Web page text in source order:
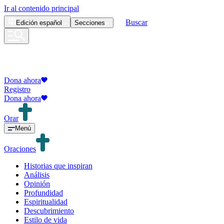
Ir al contenido principal
Edición español Secciones Buscar
Dona ahora
Registro
Dona ahora
Orar
Menú
Oraciones
Historias que inspiran
Análisis
Opinión
Profundidad
Espiritualidad
Descubrimiento
Estilo de vida